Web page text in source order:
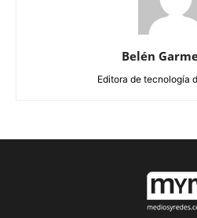
Belén
Editora de tecnología